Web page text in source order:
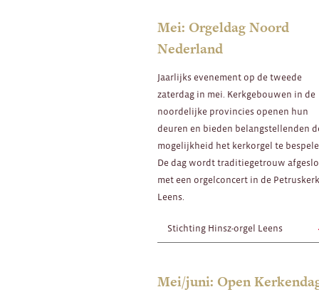
Mei: Orgeldag Noord
Nederland
Jaarlijks evenement op de tweede
zaterdag in mei. Kerkgebouwen in de
noordelijke provincies openen hun
deuren en bieden belangstellenden
mogelijkheid het kerkorgel te
De dag wordt traditiegetrouw
met een orgelconcert in de
Leens.
Stichting Hinsz-orgel Leens
Mei/juni: Open